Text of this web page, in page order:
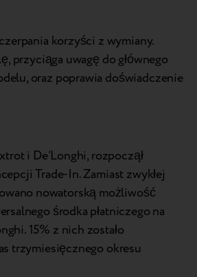
korzyści z wymiany.
przyciąga uwagę do głównego
oraz poprawia doświadczenie
i De’Longhi, rozpoczął
Trade-In. Zamiast zwykłej
nowatorską możliwość
środka płatniczego na
15% z nich zostało
trzymiesięcznego okresu